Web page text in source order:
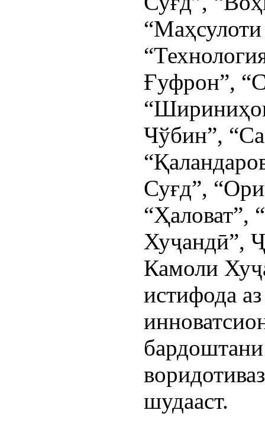
Ғуфрон”,
Чўбин”,
Суғд”,
“Ҳаловат”,
Хуҷандӣ”,
Камоли
истифода
шудааст.